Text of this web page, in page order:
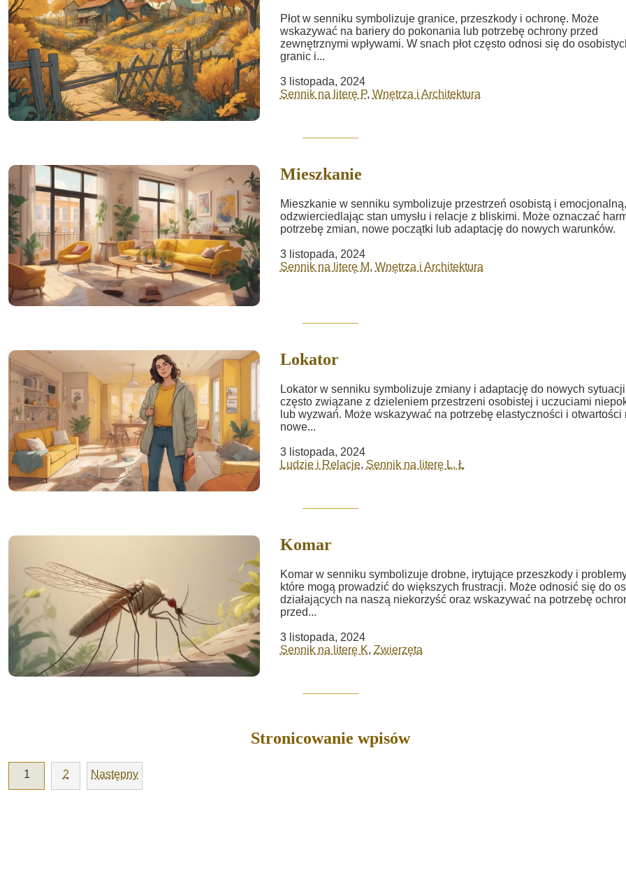
Płot w senniku symbolizuje granice, przeszkody i ochronę. Może
wskazywać na bariery do pokonania lub potrzebę ochrony przed
zewnętrznymi wpływami. W snach płot często odnosi się do
granic i...
3 listopada, 2024
Sennik na literę P, Wnętrza i Architektura
Mieszkanie
Mieszkanie w senniku symbolizuje przestrzeń osobistą i emocjonalną,
odzwierciedlając stan umysłu i relacje z bliskimi. Może oznaczać
potrzebę zmian, nowe początki lub adaptację do nowych warunków.
3 listopada, 2024
Sennik na literę M, Wnętrza i Architektura
Lokator
Lokator w senniku symbolizuje zmiany i adaptację do nowych
często związane z dzieleniem przestrzeni osobistej i uczuciami
lub wyzwań. Może wskazywać na potrzebę elastyczności i otwartości
nowe...
3 listopada, 2024
Ludzie i Relacje, Sennik na literę L, Ł
Komar
Komar w senniku symbolizuje drobne, irytujące przeszkody i
które mogą prowadzić do większych frustracji. Może odnosić się do
działających na naszą niekorzyść oraz wskazywać na potrzebę
przed...
3 listopada, 2024
Sennik na literę K, Zwierzęta
Stronicowanie wpisów
1 2 Następny